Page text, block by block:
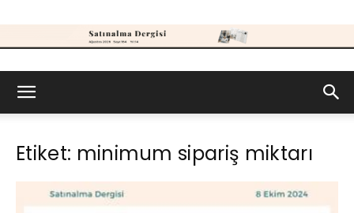
Dergisi
Etiket: minimum sipariş miktarı